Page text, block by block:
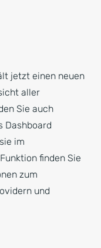
jetzt einen neuen
aller
Sie auch
Dashboard
im
finden Sie
zum
und